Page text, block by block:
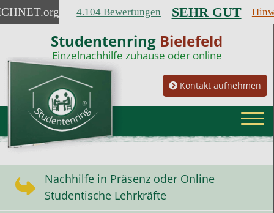
.org 4.104 Bewertungen SEHR GUT
Studentenring Bielefeld
Einzelnachhilfe zuhause oder online
Kontakt aufnehmen
Nachhilfe in Präsenz oder Online
Studentische Lehrkräfte